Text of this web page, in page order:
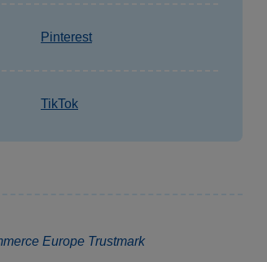
Pinterest
TikTok